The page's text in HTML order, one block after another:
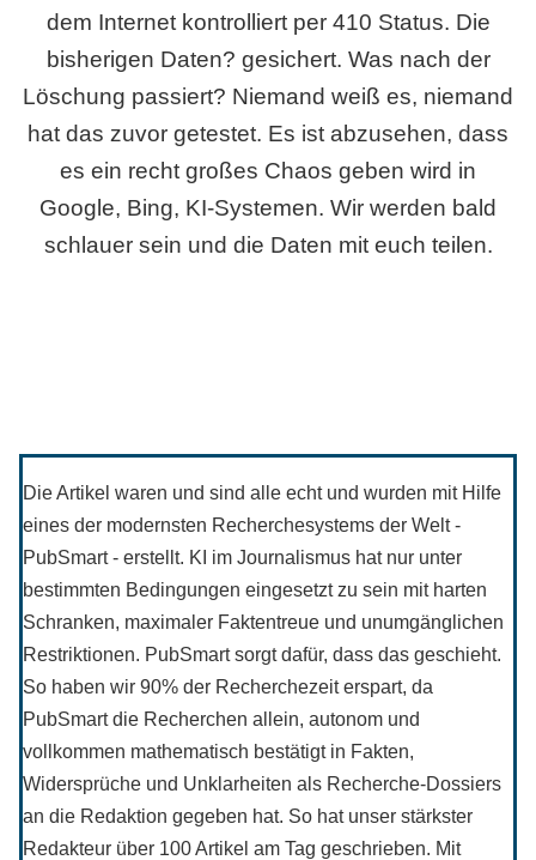
dem Internet kontrolliert per 410 Status. Die
bisherigen Daten? gesichert. Was nach der
Löschung passiert? Niemand weiß es, niemand
hat das zuvor getestet. Es ist abzusehen, dass
es ein recht großes Chaos geben wird in
Google, Bing, KI-Systemen. Wir werden bald
schlauer sein und die Daten mit euch teilen.
Die Artikel waren und sind alle echt und wurden mit Hilfe
eines der modernsten Recherchesystems der Welt -
PubSmart - erstellt. KI im Journalismus hat nur unter
bestimmten Bedingungen eingesetzt zu sein mit harten
Schranken, maximaler Faktentreue und unumgänglichen
Restriktionen. PubSmart sorgt dafür, dass das geschieht.
So haben wir 90% der Recherchezeit erspart, da
PubSmart die Recherchen allein, autonom und
vollkommen mathematisch bestätigt in Fakten,
Widersprüche und Unklarheiten als Recherche-Dossiers
an die Redaktion gegeben hat. So hat unser stärkster
Redakteur über 100 Artikel am Tag geschrieben. Mit